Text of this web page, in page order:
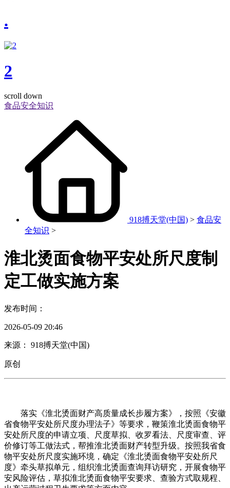
.
2
scroll down
食品安全知识
918搏天堂(中国) > 食品安
全知识 >
淮北烫面食物平安处所尺度制
定工做实施方案
发布时间：
2026-05-09 20:46
来源： 918搏天堂(中国)
原创
落实《淮北烫面财产高质量成长步履方案》，按照《安徽
省食物平安处所尺度办理法子》等要求，鞭策淮北烫面食物平
安处所尺度的申请立项、尺度草拟、收罗看法、尺度审查、评
价修订等工做法式，帮推淮北烫面财产转型升级。按照我省食
物平安处所尺度实施环境，确定《淮北烫面食物平安处所尺
度》牵头草拟单元，组织淮北烫面查询拜访研究，开展食物平
安风险评估，草拟淮北烫面食物平安要求、查验方式取规程、